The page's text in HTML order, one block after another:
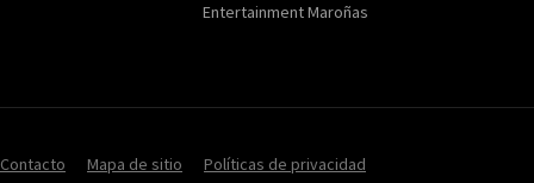
Entertainment Maroñas
Contacto Mapa de sitio Políticas de privacidad